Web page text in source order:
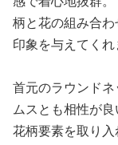
柄と花の組み合
印象を与えてくれ
首元のラウンド
ムスとも相性が良
花柄要素を取り